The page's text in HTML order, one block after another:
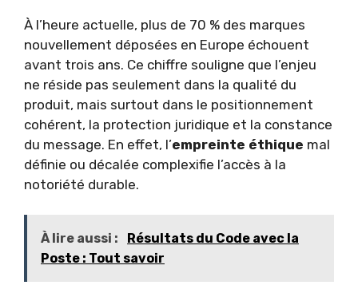
À l’heure actuelle, plus de 70 % des marques
nouvellement déposées en Europe échouent
avant trois ans. Ce chiffre souligne que l’enjeu
ne réside pas seulement dans la qualité du
produit, mais surtout dans le positionnement
cohérent, la protection juridique et la constance
du message. En effet, l’empreinte éthique mal
définie ou décalée complexifie l’accès à la
notoriété durable.
À lire aussi :
Résultats du Code avec la
Poste : Tout savoir